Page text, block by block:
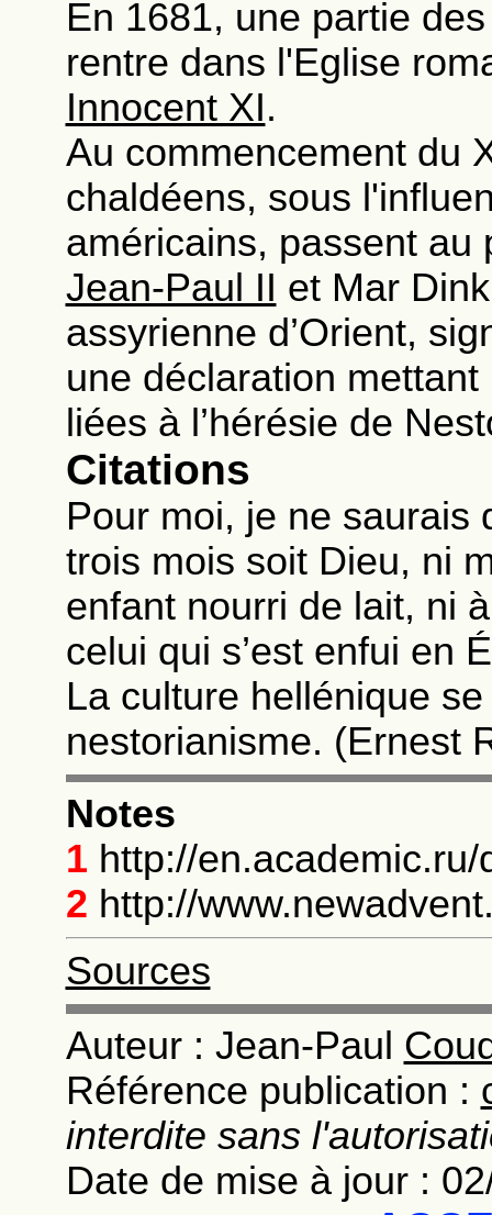
En 1681, une partie
rentre dans l'Eglise
Innocent XI.
Au commencement du
chaldéens, sous
américains, passent au
Jean-Paul II et Mar
assyrienne d’Orient,
une déclaration
liées à l’hérésie de
Citations
Pour moi, je ne saurais
trois mois soit Dieu, ni
enfant nourri de lait, ni
celui qui s’est enfui en
La culture hellénique
nestorianisme. (Ernest
Notes
1 http://
2 http://
Sources
Auteur : Jean-Paul
Référence publication :
interdite sans
Date de mise à jour :